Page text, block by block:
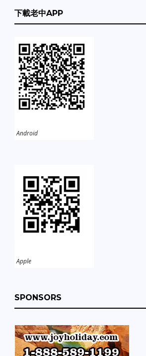
下載老中APP
Android
Apple
SPONSORS